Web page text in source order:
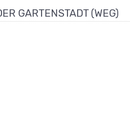
GARTENSTADT (WEG)